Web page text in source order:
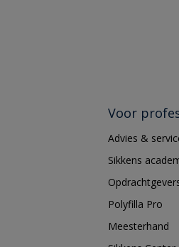
Voor
Advies &
Sikkens
Polyfilla Pro
Meesterhand